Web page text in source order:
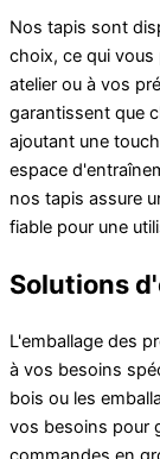
Nos tapis sont
choix, ce qui
atelier ou à vos
garantissent que
ajoutant une
espace
nos tapis assure
fiable pour une
Solutions
L'emballage des
à vos besoins
bois ou les
vos besoins pour